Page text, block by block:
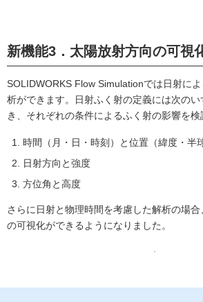
新機能3．太陽放射方向の可視
SOLIDWORKS Flow Simulationでは日射に
析ができます。日射ふく射の定義には次の
き、それぞれの条件によるふく射の影響を検
時間（月・日・時刻）と位置（緯度・半球
日射方向と強度
方位角と高度
さらに日射と物理時間を考慮した解析の場
の可視化ができるようになりました。